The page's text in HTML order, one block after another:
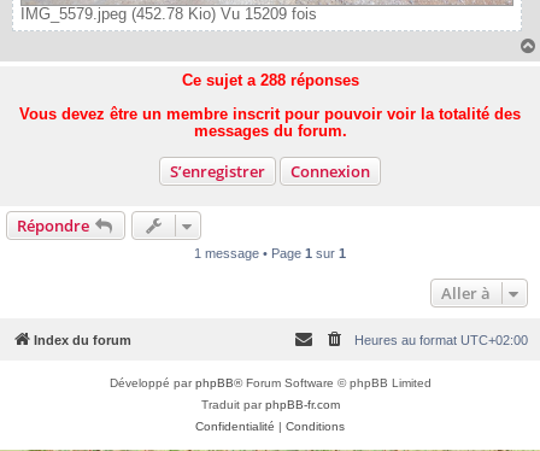
IMG_5579.jpeg (452.78 Kio) Vu 15209 fois
Ce sujet a 288réponses
Vous devez être un membre inscrit pour pouvoir voir la totalité des
messages du forum.
S’enregistrer Connexion
Répondre
1 message • Page 1 sur 1
Aller à
Index du forum Heures au format UTC+02:00
Développé parphpBB® Forum Software © phpBB Limited
Traduit parphpBB-fr.com
Confidentialité
Conditions